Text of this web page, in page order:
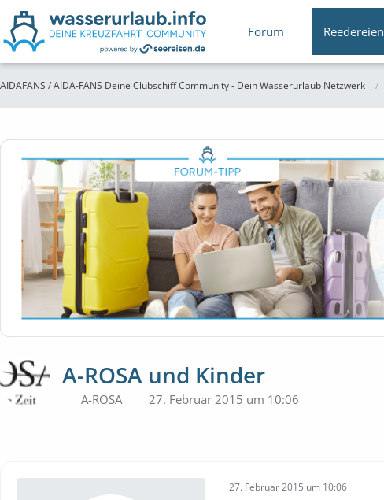
Forum Reedereien
AIDAFANS / AIDA-FANS Deine Clubschiff Community - Dein Wasserurlaub Netzwerk
A-ROSA und Kinder
A-ROSA 27. Februar 2015 um 10:06
27. Februar 2015 um 10:06